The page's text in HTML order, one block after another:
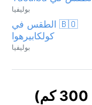
بوليفيا
🇧🇴 الطقس في
كولكابيرهوا
بوليفيا